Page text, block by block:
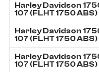
Harley Davidson
107 (FLHT 1750 ABS)
Harley Davidson
107 (FLHT 1750 ABS)
Harley Davidson
107 (FLHT 1750 ABS)